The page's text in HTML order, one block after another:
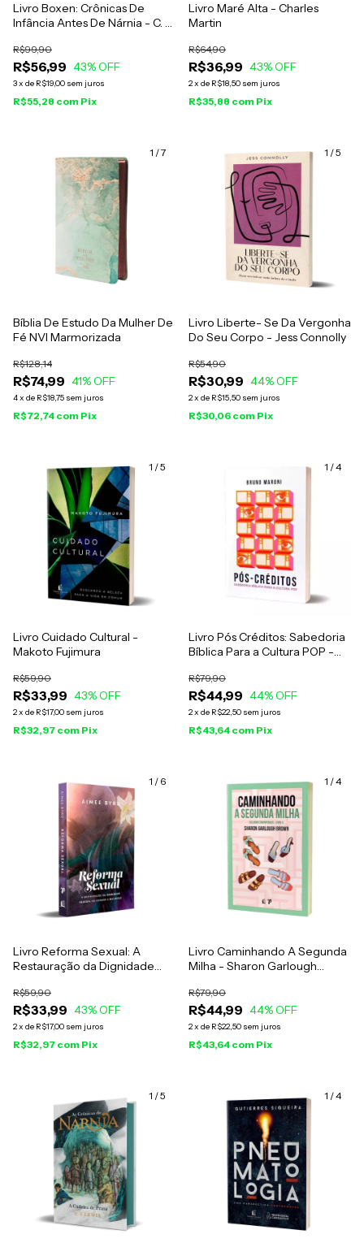
Livro Boxen: Crônicas De
Infância Antes De Nárnia - C. S.
R$56,99
R$99,90
43% OFF
3x de R$19,00 sem juros
R$55,28 com Pix
Livro Maré Alta - Charles
Martin
R$36,99
R$64,90
43% OFF
2x de R$18,50 sem juros
R$35,88 com Pix
1 /7
Bíblia De Estudo Da Mulher De
Fé NVI Marmorizada
R$74,99
R$128,14
41% OFF
4x de R$18,75 sem juros
R$72,74 com Pix
1 /5
Livro Liberte- Se Da Vergonha
Do Seu Corpo - Jess Connolly
R$30,99
R$54,90
44% OFF
2x de R$15,50 sem juros
R$30,06 com Pix
1 /5
Livro Cuidado Cultural -
Makoto Fujimura
R$33,99
R$59,90
43% OFF
2x de R$17,00 sem juros
R$32,97 com Pix
1 /4
Livro Pós Créditos: Sabedoria
Bíblica Para a Cultura POP -
R$44,99
R$79,90
44% OFF
2x de R$22,50 sem juros
R$43,64 com Pix
1 / 6
Livro Reforma Sexual: A
Restauração da Dignidade
Mulheres - Aimee Byrd
R$33,99
R$59,90
43% OFF
2x de R$17,00 sem juros
R$32,97 com Pix
1 /4
Livro Caminhando A Segunda
Milha - Sharon Garlough
R$44,99
R$79,90
44% OFF
2x de R$22,50 sem juros
R$43,64 com Pix
1 /5 1 /4